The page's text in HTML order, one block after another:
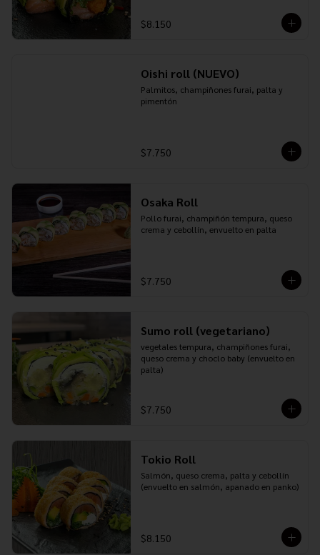
$8.150
Oishi roll (NUEVO)
Palmitos, champiñones furai, palta y
pimentón
$7.750
Osaka Roll
Pollo furai, champiñón tempura, queso
crema y cebollín, envuelto en palta
$7.750
Sumo roll (vegetariano)
vegetales tempura, champiñones furai,
queso crema y choclo baby (envuelto en
palta)
$7.750
Tokio Roll
Salmón, queso crema, palta y cebollín
(envuelto en salmón, apanado en panko)
$8.150